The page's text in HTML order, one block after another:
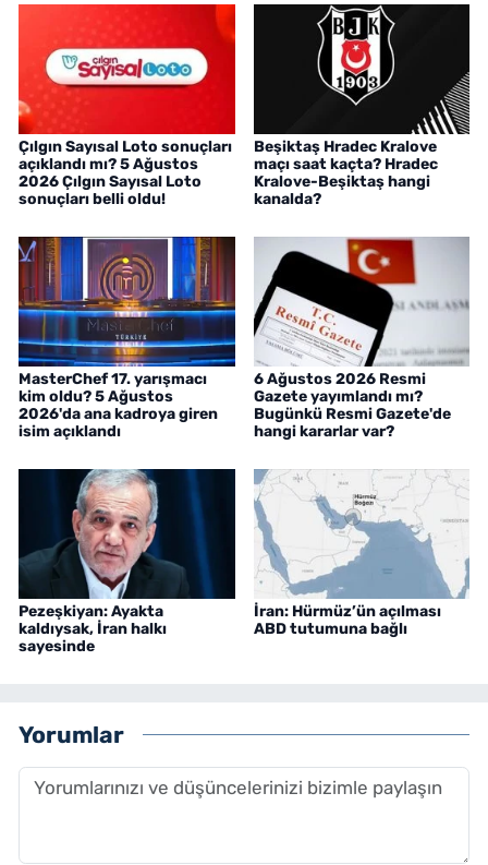
Çılgın Sayısal Loto sonuçları
açıklandı mı? 5 Ağustos
2026 Çılgın Sayısal Loto
sonuçları belli oldu!
Beşiktaş Hradec Kralove
maçı saat kaçta? Hradec
Kralove-Beşiktaş hangi
kanalda?
MasterChef 17. yarışmacı
kim oldu? 5 Ağustos
2026'da ana kadroya giren
isim açıklandı
6 Ağustos 2026 Resmi
Gazete yayımlandı mı?
Bugünkü Resmi Gazete'de
hangi kararlar var?
Pezeşkiyan: Ayakta
kaldıysak, İran halkı
sayesinde
İran: Hürmüz’ün açılması
ABD tutumuna bağlı
Yorumlar